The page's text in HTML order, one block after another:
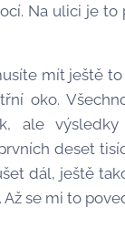
Na ulici je to
mít ještě to
oko.
ale
deset
dál, ještě
se mi to